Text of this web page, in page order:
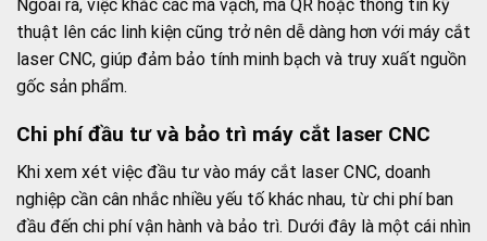
Ngoài ra, việc khắc các mã vạch, mã QR hoặc thông tin kỹ
thuật lên các linh kiện cũng trở nên dễ dàng hơn với máy cắt
laser CNC, giúp đảm bảo tính minh bạch và truy xuất nguồn
gốc sản phẩm.
Chi phí đầu tư và bảo trì máy cắt laser CNC
Khi xem xét việc đầu tư vào máy cắt laser CNC, doanh
nghiệp cần cân nhắc nhiều yếu tố khác nhau, từ chi phí ban
đầu đến chi phí vận hành và bảo trì. Dưới đây là một cái nhìn